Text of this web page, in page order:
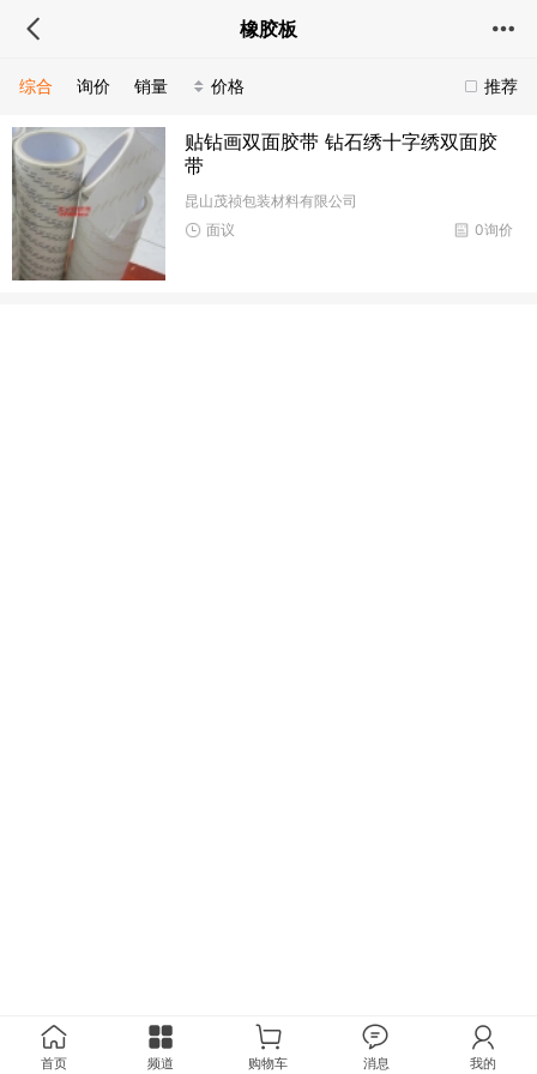
橡胶板
推荐
综合 询价 销量 价格
贴钻画双面胶带 钻石绣十字绣双面胶
带
昆山茂祯包装材料有限公司
0询价
面议
首页 频道 购物车 消息 我的